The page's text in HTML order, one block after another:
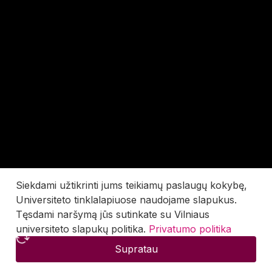
Siekdami užtikrinti jums teikiamų paslaugų kokybę,
Universiteto tinklalapiuose naudojame slapukus.
Tęsdami naršymą jūs sutinkate su Vilniaus
universiteto slapukų politika. Privatumo politika
Supratau